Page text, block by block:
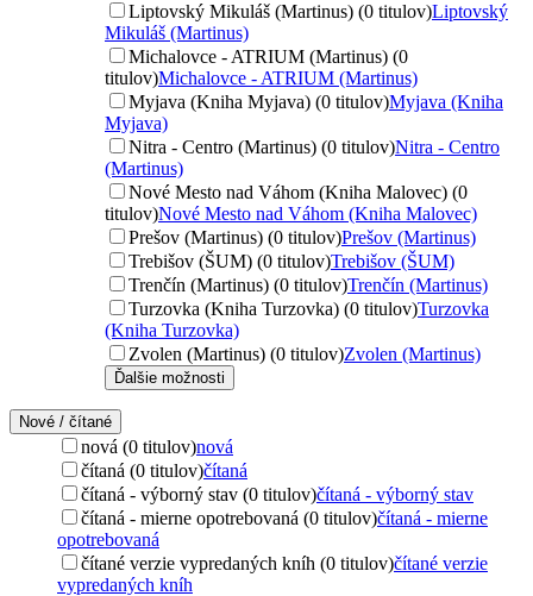
Liptovský Mikuláš (Martinus) (0 titulov)Liptovský
Mikuláš (Martinus)
Michalovce - ATRIUM (Martinus) (0
titulov)Michalovce - ATRIUM (Martinus)
Myjava (Kniha Myjava) (0 titulov)Myjava (Kniha
Myjava)
Nitra - Centro (Martinus) (0 titulov)Nitra - Centro
(Martinus)
Nové Mesto nad Váhom (Kniha Malovec) (0
titulov)Nové Mesto nad Váhom (Kniha Malovec)
Prešov (Martinus) (0 titulov)Prešov (Martinus)
Trebišov (ŠUM) (0 titulov)Trebišov (ŠUM)
Trenčín (Martinus) (0 titulov)Trenčín (Martinus)
Turzovka (Kniha Turzovka) (0 titulov)Turzovka
(Kniha Turzovka)
Zvolen (Martinus) (0 titulov)Zvolen (Martinus)
Ďalšie možnosti
Nové / čítané
nová (0 titulov)nová
čítaná (0 titulov)čítaná
čítaná - výborný stav (0 titulov)čítaná - výborný stav
čítaná - mierne opotrebovaná (0 titulov)čítaná - mierne
opotrebovaná
čítané verzie vypredaných kníh (0 titulov)čítané verzie
vypredaných kníh